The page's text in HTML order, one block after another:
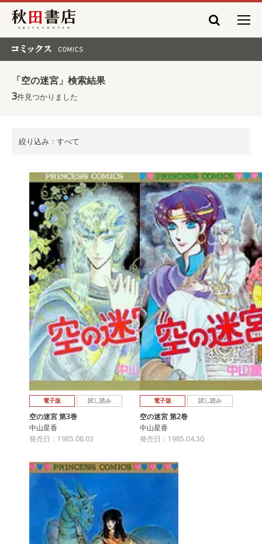
秋田書店
「空の迷宮」検索結果
3件見つかりました
絞り込み：すべて
電子版 試し読み
空の迷宮 第3巻
中山星香
発売日：1985.08.03
電子版 試し読み
空の迷宮 第2巻
中山星香
発売日：1985.04.30